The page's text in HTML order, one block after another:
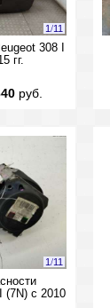
1/11
308 I
гг.
руб.
1/11
(7N) с 2010